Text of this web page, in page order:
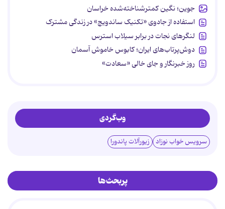
جوین؛ نگین کمترشناخته‌شده خراسان
استفاده از جادوی «تکنیک ساندویچ» در زندگی مشترک
لنگرهای نجات در برابر سیلاب استرس
دوش‌پرتاب‌های ایران؛ کابوس خاموش آسمان
روز خبرنگار و جای خالی «سعادت»
وب‌گردی
سرویس خواب نوزاد زیورآلات پاندورا
پربحث‌ها